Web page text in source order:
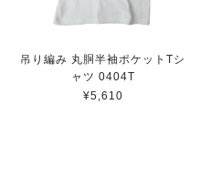
吊り編み 丸胴半袖ポケットTシ
ャツ 0404T
¥5,610